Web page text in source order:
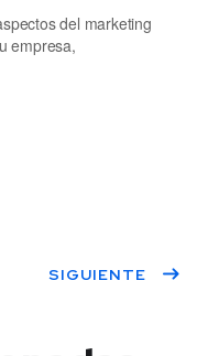
del marketing
empresa,
SIGUIENTE